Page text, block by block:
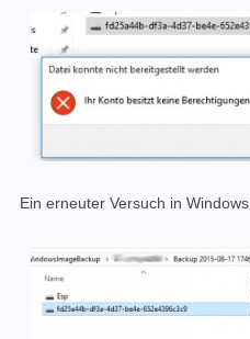
Ein erneuter Versuch in